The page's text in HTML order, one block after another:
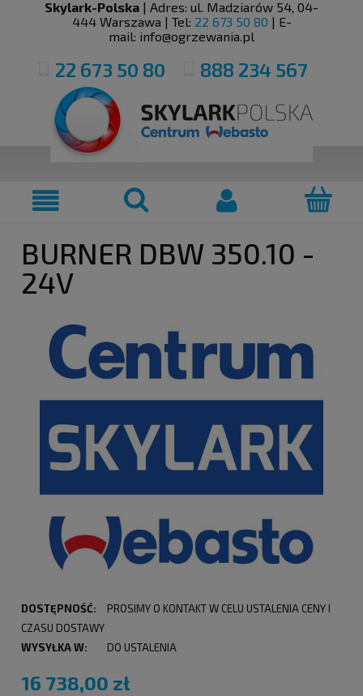
Skylark-Polska | Adres: ul. Madziarów 54, 04-
444 Warszawa | Tel: 22 673 50 80 | E-
mail: info@ogrzewania.pl
22 673 50 80 888 234 567
BURNER DBW 350.10 -
24V
DOSTĘPNOŚĆ:
PROSIMY O KONTAKT W CELU USTALENIA CENY I
CZASU DOSTAWY
WYSYŁKA W:
DO USTALENIA
16 738,00 zł